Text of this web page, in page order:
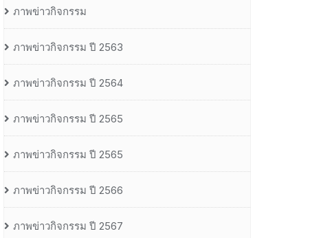
ภาพข่าวกิจกรรม
ภาพข่าวกิจกรรม ปี 2563
ภาพข่าวกิจกรรม ปี 2564
ภาพข่าวกิจกรรม ปี 2565
ภาพข่าวกิจกรรม ปี 2565
ภาพข่าวกิจกรรม ปี 2566
ภาพข่าวกิจกรรม ปี 2567